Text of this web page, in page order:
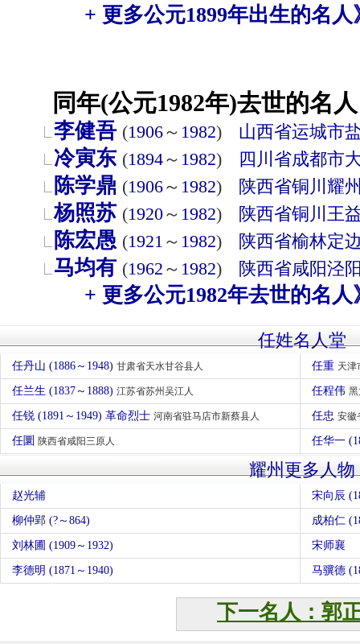
+ 更多公元1899年出生的名人
同年(公元1982年)去世的名
李健吾 (1906～ 1982) 山西省运城市
冷寅东 (1894～ 1982) 四川省成都市
陈学鼎 (1906～ 1982) 陕西省铜川 耀
杨照苏 (1920～ 1982) 陕西省铜川 王
陈宏愚 (1921 ～ 1982) 陕西省榆林定
马均有 (1962 ～ 1982) 陕西省咸阳泾
+ 更多公元1982年去世的名人
任姓名人堂
任丹山 (1886～1948) 甘肃省天水甘谷县人 任重 天津
任兰生 (1837～1888) 江苏省苏州吴江人 任程伟
任锐 (1891～1949) 革命烈士 河南省驻马店市新蔡县人 任忠 安徽
任圜 陕西省咸阳三原人 任华一
耀州更多人物
赵光辅 宋向辰
柳仲郢 (?～864) 成柏仁
刘林圃 (1909～1932) 宋师襄
李德明 (1871～1940) 马骥德
下一名人：郭